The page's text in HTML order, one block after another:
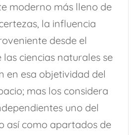
moderno más lleno de
la influencia
desde el
las ciencias naturales se
en esa objetividad del
mas los considera
uno del
así como apartados de